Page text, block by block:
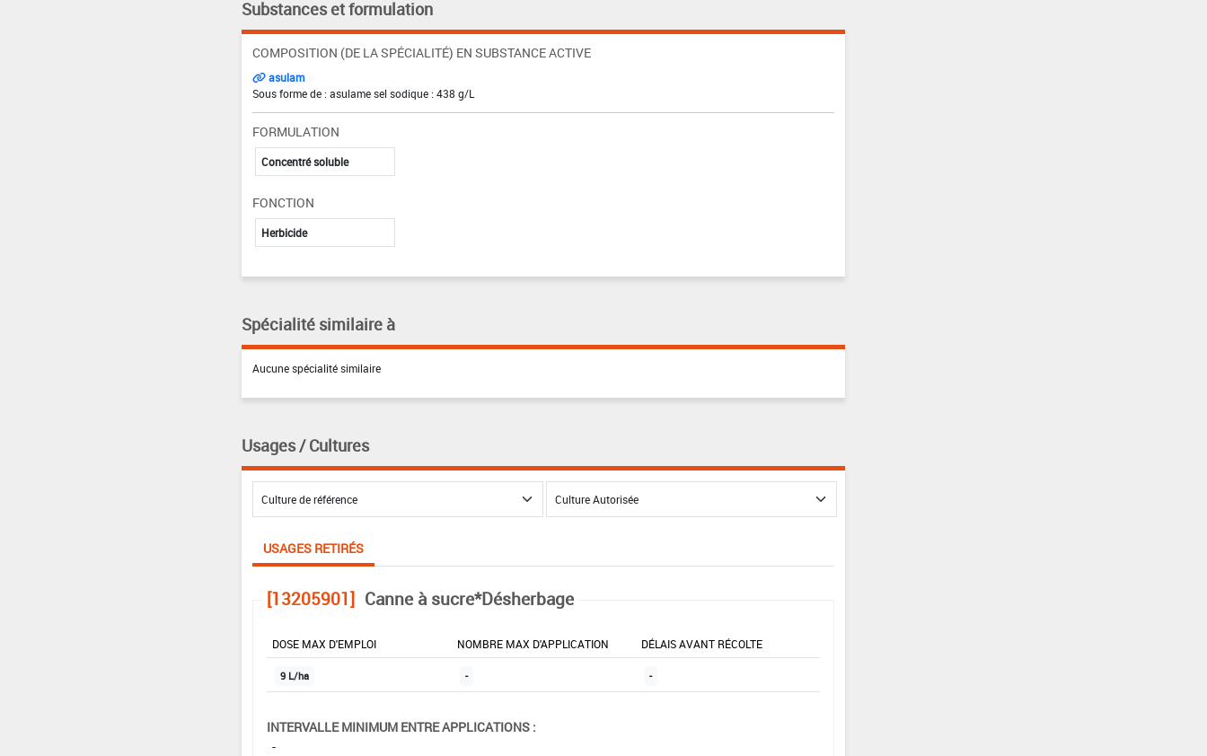
Substances et formulation
COMPOSITION (DE LA SPÉCIALITÉ) EN SUBSTANCE ACTIVE
asulam
Sous forme de : asulame sel sodique : 438 g/L
FORMULATION
Concentré soluble
FONCTION
Herbicide
Spécialité similaire à
Aucune spécialité similaire
Usages / Cultures
USAGES RETIRÉS
[13205901] Canne à sucre*Désherbage
DOSE MAX D'EMPLOI NOMBRE MAX D'APPLICATION DÉLAIS AVANT RÉCOLTE
9 L/ha - -
INTERVALLE MINIMUM ENTRE APPLICATIONS :
-